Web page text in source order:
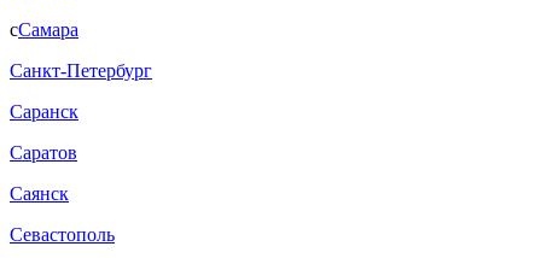
сСамара
Санкт-Петербург
Саранск
Саратов
Саянск
Севастополь